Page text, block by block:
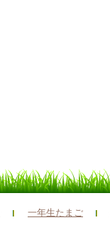
一年生たまご